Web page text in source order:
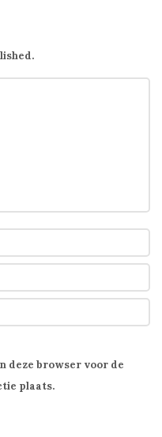
deze browser voor de
plaats.